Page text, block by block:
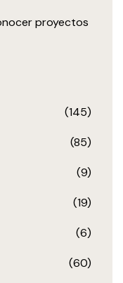
proyectos
(145)
(85)
(9)
(19)
(6)
(60)